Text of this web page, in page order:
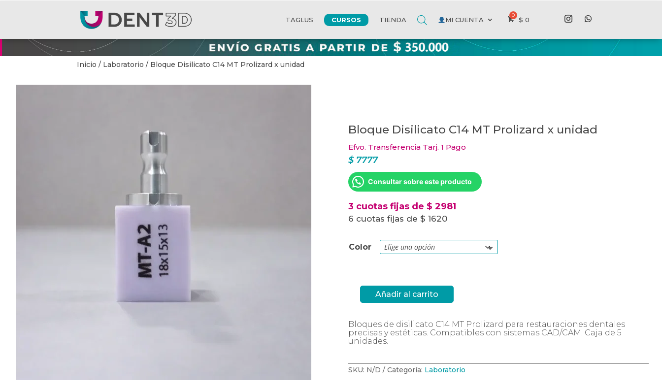
TAGLUS CURSOS TIENDA MI CUENTA $ 0
Inicio / Laboratorio / Bloque Disilicato C14 MT Prolizard x unidad
Bloque Disilicato C14 MT Prolizard x unidad
Efvo. Transferencia Tarj. 1 Pago
$7777
Consultar sobre este producto
3 cuotas fijas de $ 2981
6 cuotas fijas de $ 1620
Color
Bloque
Disilicato
Prolizard
x
unidad
cantidad
Añadir al carrito
Bloques de disilicato C14 MT Prolizard para restauraciones dentales
precisas y estéticas. Compatibles con sistemas CAD/CAM. Caja de 5
unidades.
SKU: N/D Categoría: Laboratorio